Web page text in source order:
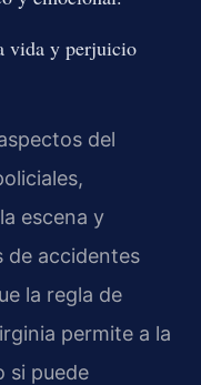
vida y perjuicio
del
escena y
de accidentes
la regla de
permite a la
si puede